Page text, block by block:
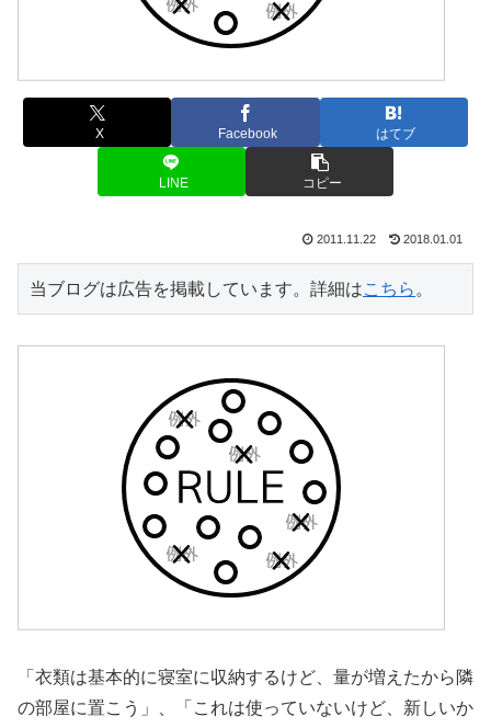
X Facebook はてブ
LINE コピー
2011.11.22 2018.01.01
当ブログは広告を掲載しています。詳細はこちら 。
「衣類は基本的に寝室に収納するけど、量が増えたから隣
の部屋に置こう」、「これは使っていないけど、新しいか